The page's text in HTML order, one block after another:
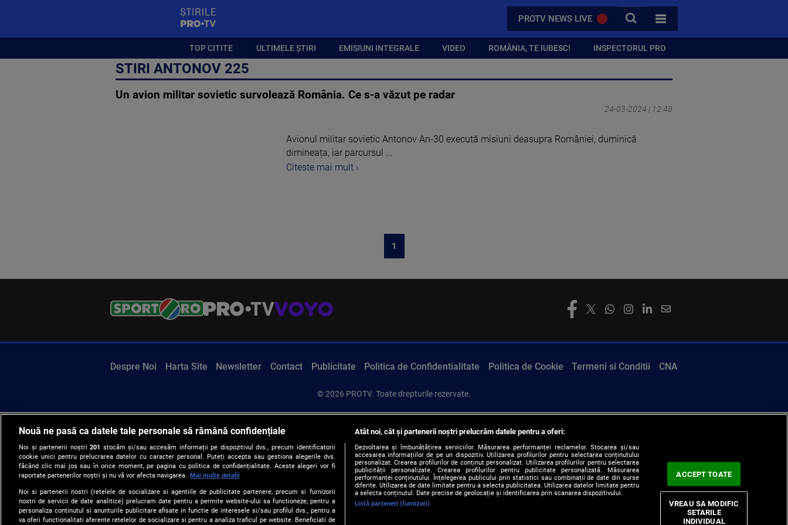
PROTV NEWS LIVE CAUTA
TOATE CATEGORIILE
TOP CITITE ULTIMELE ȘTIRI EMISIUNI INTEGRALE VIDEO ROMÂNIA, TE IUBESC! INSPECTORUL PRO
STIRI ANTONOV 225
Un avion militar sovietic survolează România. Ce s-a văzut pe radar
24-03-2024 | 12:48
Avionul militar sovietic Antonov An-30 execută misiuni deasupra României, duminică
dimineața, iar parcursul ...
Citeste mai mult ›
1
Despre Noi Harta Site Newsletter Contact Publicitate Politica de Confidentialitate Politica de Cookie Termeni si Conditii CNA
© 2026 PROTV. Toate drepturile rezervate.
Nouă ne pasă ca datele tale personale să rămână confidențiale
Noi și partenerii noștri201 stocăm și/sau accesăm informații pe dispozitivul dvs., precum identificatorii
cookie unici pentru prelucrarea datelor cu caracter personal. Puteți accepta sau gestiona alegerile dvs.
făcând clic mai jos sau în orice moment, pe pagina cu politica de confidențialitate. Aceste alegeri vor fi
raportate partenerilor noștri și nu vă vor afecta navigarea.
Mai multe detalii
Noi si partenerii nostri (retelele de socializare si agentiile de publicitate partenere, precum si furnizorii
nostri de servicii de date analitice) prelucram date pentru a permite website-ului sa functioneze, pentru a
personaliza continutul si anunturile publicitare afisate in functie de interesele si/sau profilul dvs., pentru a
va oferi functionalitati aferente retelelor de socializare si pentru a analiza traficul pe website. Beneficiati de
Atât noi, cât și partenerii noștri prelucrăm datele pentru a oferi:
Dezvoltarea și îmbunătățirea serviciilor. Măsurarea performanței reclamelor. Stocarea și/sau
accesarea informațiilor de pe un dispozitiv. Utilizarea profilurilor pentru selectarea conținutului
personalizat. Crearea profilurilor de conținut personalizat. Utilizarea profilurilor pentru selectarea
publicității personalizate. Crearea profilurilor pentru publicitate personalizată. Măsurarea
performanței conținutului. Înțelegerea publicului prin statistici sau combinații de date din surse
diferite. Utilizarea de date limitate pentru a selecta publicitatea. Utilizarea datelor limitate pentru
a selecta conținutul. Date precise de geolocație și identificarea prin scanarea dispozitivului.
Listă parteneri (furnizori)
ACCEPT TOATE
VREAU SA MODIFIC
SETARILE
INDIVIDUAL